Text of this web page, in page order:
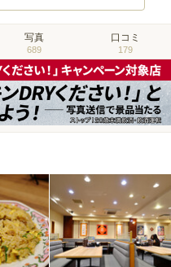
写真
689
口コミ
179